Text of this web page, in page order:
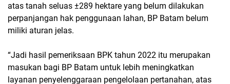
atas tanah seluas ±289 hektare yang belum dilakukan
perpanjangan hak penggunaan lahan, BP Batam belum
miliki aturan jelas.
“Jadi hasil pemeriksaan BPK tahun 2022 itu merupakan
masukan bagi BP Batam untuk lebih meningkatkan
layanan penyelenggaraan pengelolaan pertanahan, atas